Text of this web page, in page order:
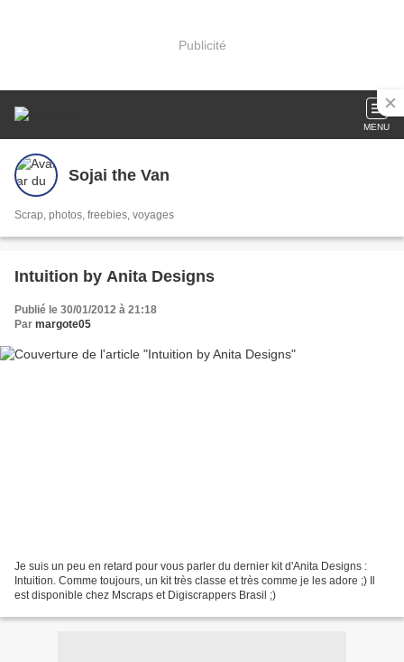
Publicité
MENU
Sojai the Van
Scrap, photos, freebies, voyages
Intuition by Anita Designs
Publié le 30/01/2012 à 21:18
Par margote05
Je suis un peu en retard pour vous parler du dernier kit d'Anita Designs :
Intuition. Comme toujours, un kit très classe et très comme je les adore ;) Il
est disponible chez Mscraps et Digiscrappers Brasil ;)